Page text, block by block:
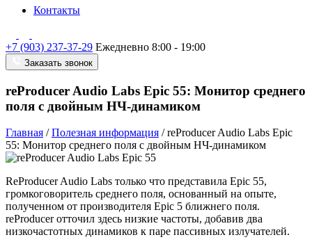
Контакты
+7 (903) 237-37-29 Ежедневно 8:00 - 19:00
Заказать звонок
reProducer Audio Labs Epic 55: Монитор среднего
поля с двойным НЧ-динамиком
Главная /Полезная информация /reProducer Audio Labs Epic
55: Монитор среднего поля с двойным НЧ-динамиком
ReProducer Audio Labs только что представила Epic 55,
громкоговоритель среднего поля, основанный на опыте,
полученном от производителя Epic 5 ближнего поля.
reProducer отточил здесь низкие частоты, добавив два
низкочастотных динамиков к паре пассивных излучателей.